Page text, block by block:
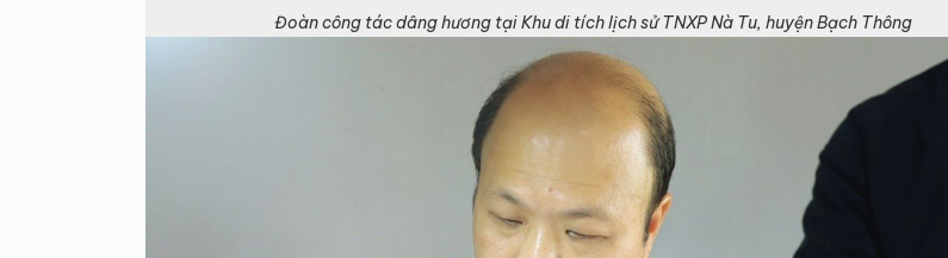
Đoàn công tác dâng hương tại Khu di tích lịch sử TNXP Nà Tu, huyện Bạch Thông